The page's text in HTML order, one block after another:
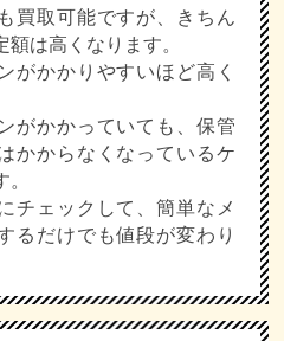
買取可能ですが、きちん
は高くなります。
がかかりやすいほど高く
がかかっていても、保管
かからなくなっているケ
チェックして、簡単なメ
るだけでも値段が変わり